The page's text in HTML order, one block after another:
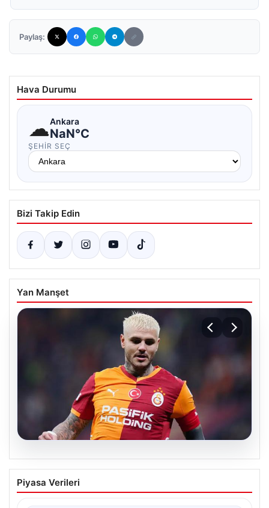
Paylaş:
Hava Durumu
☁Ankara
NaN°C
ŞEHIR SEÇ
Bizi Takip Edin
Yan Manşet
07.08.2026
Mauro Icardi ile Galatasaray arasındaki
aşk tamamen bitti!
Piyasa Verileri